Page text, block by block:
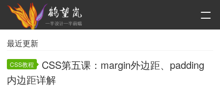
最近更新
CSS教程
CSS第五课：margin外边距、padding
内边距详解